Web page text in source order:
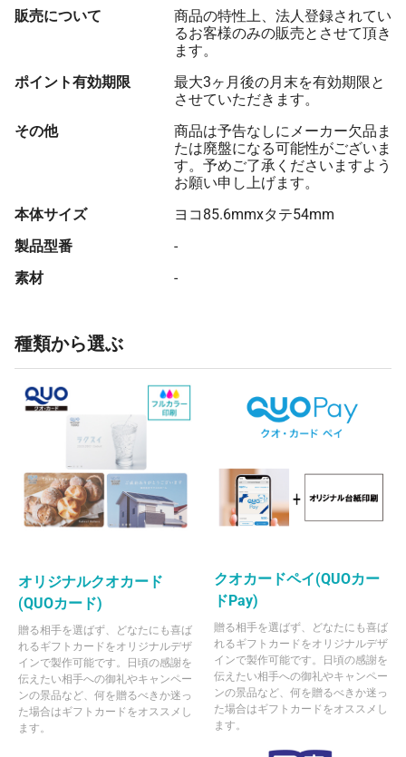
販売について
商品の特性上、法人登録されてい
るお客様のみの販売とさせて頂き
ます。
ポイント有効期限
最大3ヶ月後の月末を有効期限と
させていただきます。
その他
商品は予告なしにメーカー欠品ま
たは廃盤になる可能性がございま
す。予めご了承くださいますよう
お願い申し上げます。
本体サイズ
ヨコ85.6mmxタテ54mm
製品型番
-
素材
-
種類から選ぶ
オリジナルクオカード
(QUOカード)
贈る相手を選ばず、どなたにも喜ば
れるギフトカードをオリジナルデザ
インで製作可能です。日頃の感謝を
伝えたい相手への御礼やキャンペー
ンの景品など、何を贈るべきか迷っ
た場合はギフトカードをオススメし
ます。
クオカードペイ(QUOカー
ドPay)
贈る相手を選ばず、どなたにも喜ば
れるギフトカードをオリジナルデザ
インで製作可能です。日頃の感謝を
伝えたい相手への御礼やキャンペー
ンの景品など、何を贈るべきか迷っ
た場合はギフトカードをオススメし
ます。